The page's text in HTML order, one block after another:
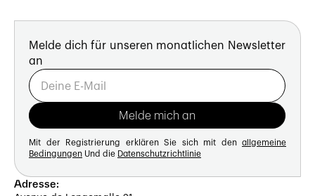
Melde dich für unseren monatlichen Newsletter
an
Mit der Registrierung erklären Sie sich mit den allgemeine
Bedingungen Und die Datenschutzrichtlinie
Adresse: